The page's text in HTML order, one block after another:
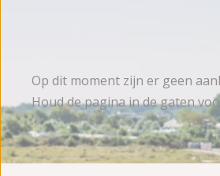
Op dit moment zijn er geen
Houd de pagina in de gaten